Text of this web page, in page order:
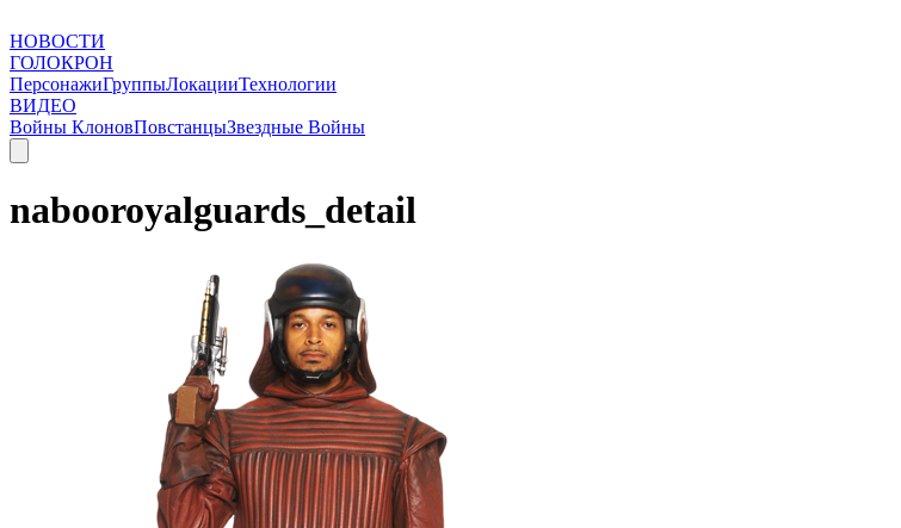
НОВОСТИ
ГОЛОКРОН
ПерсонажиГруппыЛокацииТехнологии
ВИДЕО
Войны КлоновПовстанцыЗвездные Войны
nabooroyalguards_detail